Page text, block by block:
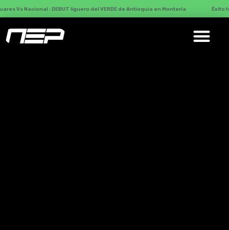
: DEBUT liguero del VERDE de Antioquia en Montería Éxito total con